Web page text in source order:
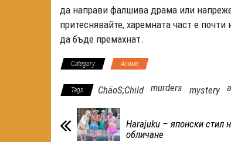
да направи фалшива драма или
притеснявайте, харемната част е
да бъде премахнат.
Category Аниме
Tags ChäoS;Child murders mystery
Harajuku – японски стил
обличане